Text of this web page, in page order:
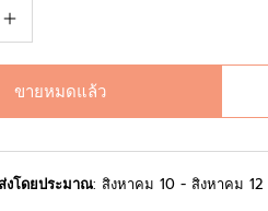
ขายหมดแล้ว
งโดยประมาณ: สิงหาคม 10 - สิงหาคม 12